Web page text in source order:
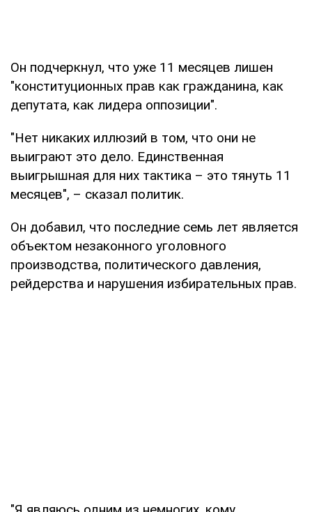
Он подчеркнул, что уже 11 месяцев лишен
"конституционных прав как гражданина, как
депутата, как лидера оппозиции".
"Нет никаких иллюзий в том, что они не
выиграют это дело. Единственная
выигрышная для них тактика – это тянуть 11
месяцев", – сказал политик.
Он добавил, что последние семь лет является
объектом незаконного уголовного
производства, политического давления,
рейдерства и нарушения избирательных прав.